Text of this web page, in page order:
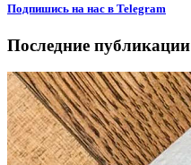
Подпишиcь на нас в Telegram
Последние публикации